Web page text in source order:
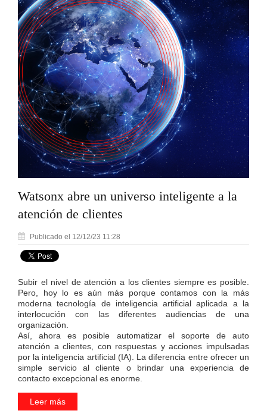
Watsonx abre un universo inteligente a la
atención de clientes
Publicado el 12/12/23 11:28
Subir el nivel de atención a los clientes siempre es posible.
Pero, hoy lo es aún más porque contamos con la más
moderna tecnología de inteligencia artificial aplicada a la
interlocución con las diferentes audiencias de una
organización.
Así, ahora es posible automatizar el soporte de auto
atención a clientes, con respuestas y acciones impulsadas
por la inteligencia artificial (IA). La diferencia entre ofrecer un
simple servicio al cliente o brindar una experiencia de
contacto excepcional es enorme.
Leer más